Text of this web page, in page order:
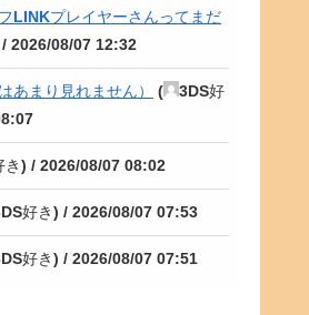
LINKプレイヤーさんってまだ
2026/08/07 12:32
あまり見れません） (
3DS好
き) / 2026/08/07 08:02
好き) / 2026/08/07 07:53
好き) / 2026/08/07 07:51